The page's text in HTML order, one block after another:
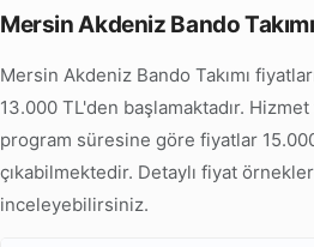
Mersin Akdeniz Bando
Mersin Akdeniz Bando Takımı
13.000 TL'den başlamaktadır.
program süresine göre fiyatlar
çıkabilmektedir. Detaylı fiyat
inceleyebilirsiniz.